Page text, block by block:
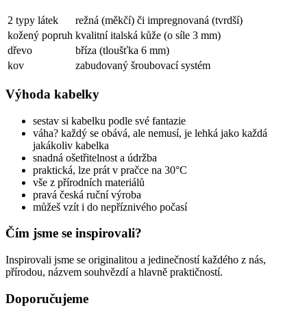
2 typy látek
režná (měkčí) či impregnovaná (tvrdší)
kožený popruh kvalitní italská kůže (o síle 3 mm)
dřevo
bříza (tloušťka 6 mm)
kov
zabudovaný šroubovací systém
Výhoda kabelky
sestav si kabelku podle své fantazie
váha? každý se obává, ale nemusí, je lehká jako každá
jakákoliv kabelka
snadná ošetřitelnost a údržba
praktická, lze prát v pračce na 30°C
vše z přírodních materiálů
pravá česká ruční výroba
můžeš vzít i do nepříznivého počasí
Čím jsme se inspirovali?
Inspirovali jsme se originalitou a jedinečností každého z nás,
přírodou, názvem souhvězdí a hlavně praktičností.
Doporučujeme